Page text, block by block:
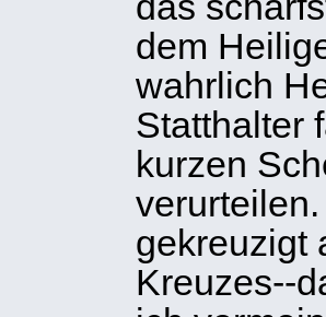
dem
wahrlich
Statthalter
kurzen
gekreuzigt
Kreuzes--